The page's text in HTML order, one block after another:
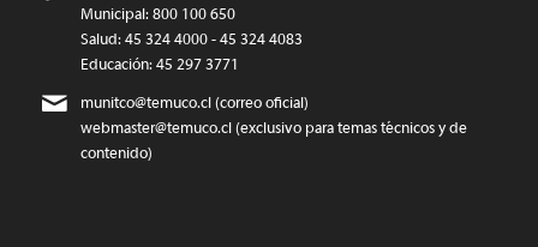
Municipal: 800 100 650
Salud: 45 324 4000 - 45 324 4083
Educación: 45 297 3771
munitco@temuco.cl(correo oficial)
webmaster@temuco.cl(exclusivo para temas técnicos y de
contenido)